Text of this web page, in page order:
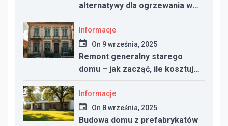
alternatywy dla ogrzewania w
nowym domu
Informacje
On 9 września, 2025
Remont generalny starego
domu – jak zacząć, ile kosztuje
i na co uważać
Informacje
On 8 września, 2025
Budowa domu z prefabrykatów